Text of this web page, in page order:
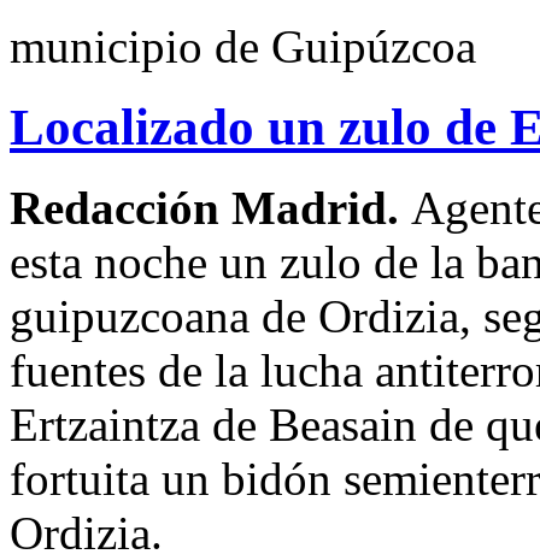
municipio de Guipúzcoa
Localizado un zulo de
Redacción Madrid.
esta noche un zulo de la
guipuzcoana de Ordizia,
fuentes de la lucha
Ertzaintza de Beasain de
fortuita un bidón
Ordizia.